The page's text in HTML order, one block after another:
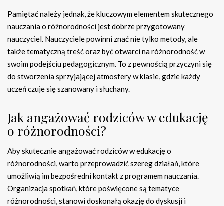
Pamiętać należy jednak, że kluczowym elementem skutecznego
nauczania o różnorodności jest dobrze przygotowany
nauczyciel. Nauczyciele powinni znać nie tylko metody, ale
także tematyczną treść oraz być otwarci na różnorodność w
swoim podejściu pedagogicznym. To z pewnością przyczyni się
do stworzenia sprzyjającej atmosfery w klasie, gdzie każdy
uczeń czuje się szanowany i słuchany.
Jak angażować rodziców w edukację
o różnorodności?
Aby skutecznie angażować rodziców w edukację o
różnorodności, warto przeprowadzić szereg działań, które
umożliwią im bezpośredni kontakt z programem nauczania.
Organizacja spotkań, które poświęcone są tematyce
różnorodności, stanowi doskonałą okazję do dyskusji i